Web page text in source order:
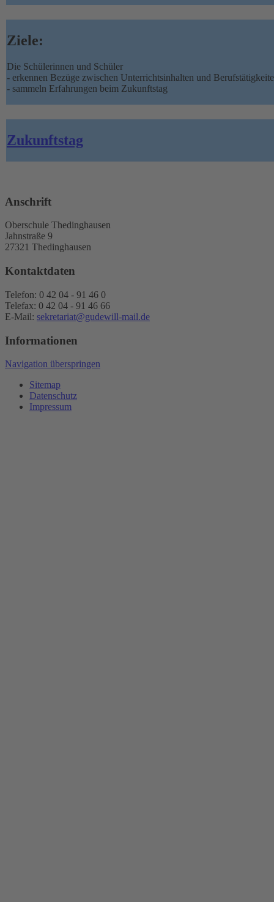
Ziele:
Die Schülerinnen und Schüler
- erkennen Bezüge zwischen Unterrichtsinhalten und
- sammeln Erfahrungen beim Zukunftstag
Zukunftstag
Anschrift
Oberschule Thedinghausen
Jahnstraße 9
27321 Thedinghausen
Kontaktdaten
Telefon: 0 42 04 - 91 46 0
Telefax: 0 42 04 - 91 46 66
E-Mail: sekretariat@gudewill-mail.de
Informationen
Navigation überspringen
Sitemap
Datenschutz
Impressum